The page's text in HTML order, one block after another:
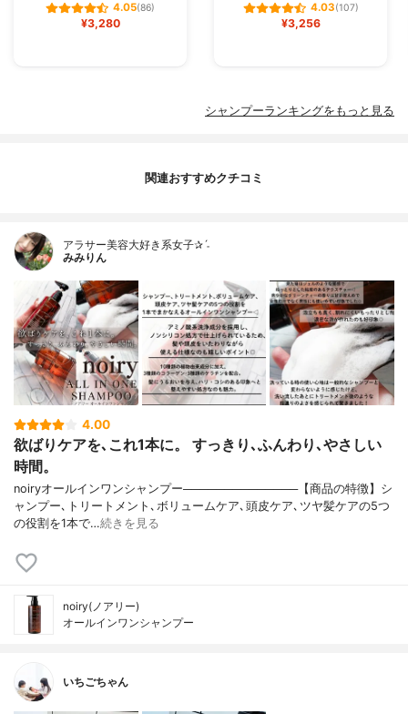
4.05(86)
¥3,280
4.03(107)
¥3,256
シャンプーランキングをもっと見る
関連おすすめクチコミ
アラサー美容大好き系女子✰ˊ˗
みみりん
4.00
欲ばりケアを､これ1本に。 すっきり､ふんわり､やさしい
時間。
noiryオールインワンシャンプー──────────────【商品の特徴】シ
ャンプー､トリートメント､ボリュームケア､頭皮ケア､ツヤ髪ケアの5つ
の役割を1本で…続きを見る
noiry(ノアリー)
オールインワンシャンプー
いちごちゃん